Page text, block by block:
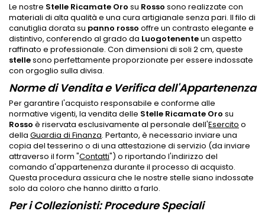
Le nostre Stelle Ricamate Oro su Rosso sono realizzate con
materiali di alta qualità e una cura artigianale senza pari. Il filo di
canutiglia dorata su panno rosso offre un contrasto elegante e
distintivo, conferendo al grado da Luogotenenteun aspetto
raffinato e professionale. Con dimensioni di soli 2 cm, queste
stellesono perfettamente proporzionate per essere indossate
con orgoglio sulla divisa.
Norme di Vendita e Verifica dell'Appartenenza
Per garantire l'acquisto responsabile e conforme alle
normative vigenti, la vendita delle Stelle Ricamate Oro su
Rosso è riservata esclusivamente al personale dell'Esercito o
della Guardia di Finanza. Pertanto, è necessario inviare una
copia del tesserino o di una attestazione di servizio (da inviare
attraverso il form "Contatti") o riportando l'indirizzo del
comando d'appartenenza durante il processo di acquisto.
Questa procedura assicura che le nostre stelle siano indossate
solo da coloro che hanno diritto a farlo.
Per i Collezionisti: Procedure Speciali